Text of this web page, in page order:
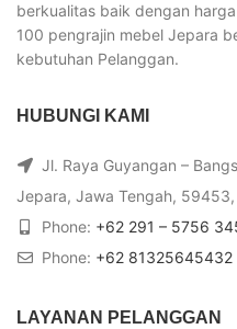
berkualitas baik dengan
100 pengrajin mebel Jepara
kebutuhan Pelanggan.
HUBUNGI KAMI
Jl. Raya Guyangan –
Jepara, Jawa Tengah, 59453,
Phone: +62 291 – 5756
Phone: +62 81325645432
LAYANAN PELANGGAN